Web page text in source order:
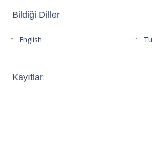
Bildiği Diller
English
Kayıtlar